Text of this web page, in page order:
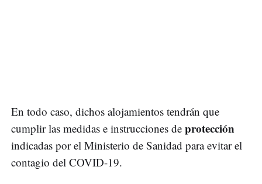
En todo caso, dichos alojamientos tendrán que
cumplir las medidas e instrucciones de protección
indicadas por el Ministerio de Sanidad para evitar el
contagio del COVID-19.